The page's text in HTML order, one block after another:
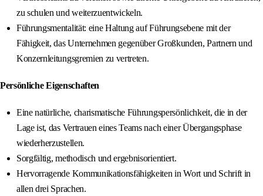
zu schulen und weiterzuentwickeln.
Führungsmentalität: eine Haltung auf Führungsebene mit der
Fähigkeit, das Unternehmen gegenüber Großkunden, Partnern und
Konzernleitungsgremien zu vertreten.
Persönliche Eigenschaften
Eine natürliche, charismatische Führungspersönlichkeit, die in der
Lage ist, das Vertrauen eines Teams nach einer Übergangsphase
wiederherzustellen.
Sorgfältig, methodisch und ergebnisorientiert.
Hervorragende Kommunikationsfähigkeiten in Wort und Schrift in
allen drei Sprachen.